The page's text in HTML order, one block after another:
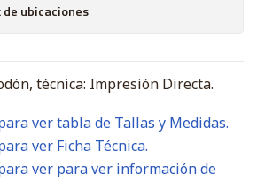
ubicaciones
técnica: Impresión Directa.
ver tabla de Tallas y Medidas.
ver Ficha Técnica.
ver para ver información de